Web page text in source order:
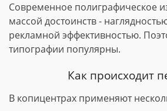
Современное полиграфическое
массой достоинств -
рекламной эффективностью.
типографии популярны.
Как происходит
В копицентрах применяют